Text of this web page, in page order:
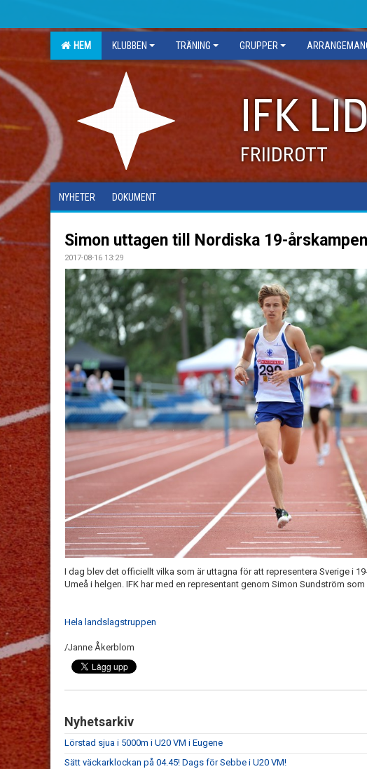
HEM KLUBBEN TRÄNING GRUPPER
IFK
FRIIDROTT
NYHETER DOKUMENT
Simon uttagen till Nordiska 19-årskampen
2017-08-16 13:29
I dag blev det officiellt vilka som är uttagna för att representera Sverige i
Umeå i helgen. IFK har med en representant genom Simon Sundström som
Hela landslagstruppen
/Janne Åkerblom
Nyhetsarkiv
Lörstad sjua i 5000m i U20 VM i Eugene
Sätt väckarklockan på 04.45! Dags för Sebbe i U20 VM!